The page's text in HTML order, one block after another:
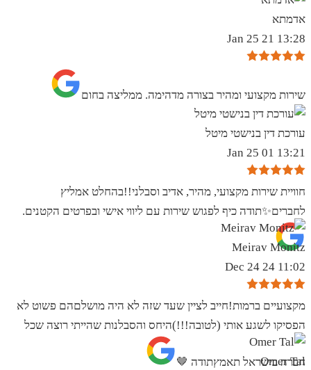
אדמתא
13:28 21 Jan 25
שירות מקצועי ומהיר בצורה מדהימה. ממליצה בחום
עורכת דין בנישטי מיטל
13:21 01 Jan 25
חוויית שירות מקצועי, מהיר, אדיב וסבלני!!בהחלט אמליץ
לחברים✨️תודה כיף לפגוש שירות עם ליווי אישי ובפרטים הקטנים.
Meirav Monitz
11:02 24 Dec 24
מקצועיים ברמות!חייב לציין שעד שזה לא היה מושלםהם פשוט לא
הפסיקו לשגע אותי (לטובה!!!)היחס והסבלנות שהייתי רוצה שכל
חברה בישראל תאמץתודה 🤎
Omer Tal